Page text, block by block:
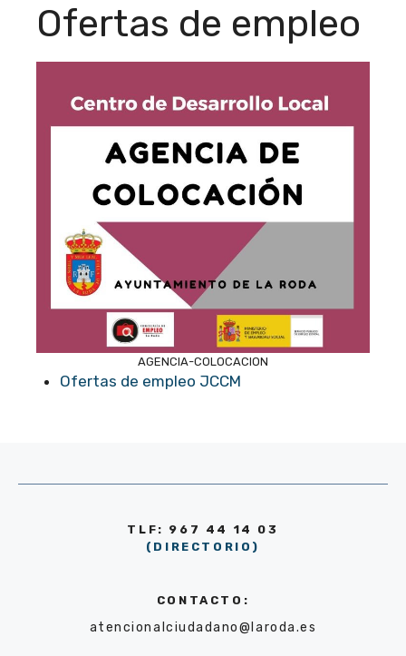
Ofertas de empleo
AGENCIA-COLOCACION
Ofertas de empleo JCCM
TLF: 967 44 14 03
(DIRECTORIO)
CONTACTO:
atencionalciudadano@laroda.es